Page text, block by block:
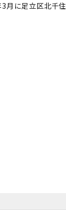
月に足立区北千住